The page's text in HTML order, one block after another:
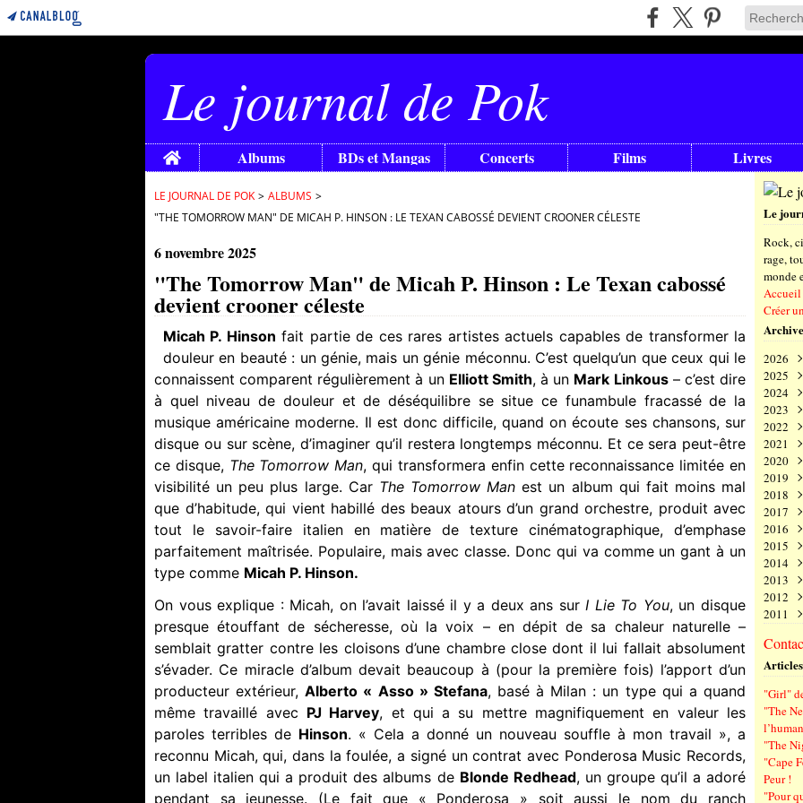
Le journal de Pok
Home Albums BDs et Mangas Concerts Films Livres
LE JOURNAL DE POK > ALBUMS >
"THE TOMORROW MAN" DE MICAH P. HINSON : LE TEXAN CABOSSÉ DEVIENT CROONER CÉLESTE
6 novembre 2025
"The Tomorrow Man" de Micah P. Hinson : Le Texan cabossé
devient crooner céleste
Micah P. Hinson fait partie de ces rares artistes actuels capables de transformer la
douleur en beauté : un génie, mais un génie méconnu. C’est quelqu’un que ceux qui le
connaissent comparent régulièrement à un Elliott Smith, à un Mark Linkous – c’est dire
à quel niveau de douleur et de déséquilibre se situe ce funambule fracassé de la
musique américaine moderne. Il est donc difficile, quand on écoute ses chansons, sur
disque ou sur scène, d’imaginer qu’il restera longtemps méconnu. Et ce sera peut-être
ce disque, The Tomorrow Man, qui transformera enfin cette reconnaissance limitée en
visibilité un peu plus large. Car The Tomorrow Man est un album qui fait moins mal
que d’habitude, qui vient habillé des beaux atours d’un grand orchestre, produit avec
tout le savoir-faire italien en matière de texture cinématographique, d’emphase
parfaitement maîtrisée. Populaire, mais avec classe. Donc qui va comme un gant à un
type comme Micah P. Hinson.
On vous explique : Micah, on l’avait laissé il y a deux ans sur I Lie To You, un disque
presque étouffant de sécheresse, où la voix – en dépit de sa chaleur naturelle –
semblait gratter contre les cloisons d’une chambre close dont il lui fallait absolument
s’évader. Ce miracle d’album devait beaucoup à (pour la première fois) l’apport d’un
producteur extérieur, Alberto « Asso » Stefana, basé à Milan : un type qui a quand
même travaillé avec PJ Harvey, et qui a su mettre magnifiquement en valeur les
paroles terribles de Hinson. « Cela a donné un nouveau souffle à mon travail », a
reconnu Micah, qui, dans la foulée, a signé un contrat avec Ponderosa Music Records,
un label italien qui a produit des albums de Blonde Redhead, un groupe qu’il a adoré
pendant sa jeunesse. (Le fait que « Ponderosa » soit aussi le nom du ranch
Le
Rock,
rage,
monde
Créer
2026
Août
Juillet
Juin
Mai
Avril
Mars
2025
Août
Juillet
Juin
Mai
Avril
Mars
2024
Août
Juillet
Juin
Mai
Avril
Mars
2023
Août
Juillet
Juin
Mai
Avril
Mars
2022
Août
Juillet
Juin
Mai
Avril
Mars
2021
Août
Juillet
Juin
Mai
Avril
Mars
2020
Août
Juillet
Juin
Mai
Avril
2019
Août
Juillet
Juin
Mai
2018
Août
Juillet
Juin
Mars
2017
Août
Juillet
Mai
Avril
2016
Août
Juin
Mai
2015
Juin
Mai
2014
Juin
Mai
2013
Août
Juin
Mai
2012
Juin
Mai
2011
"Girl"
"The
"The
"Cape
Peur !
"Pour